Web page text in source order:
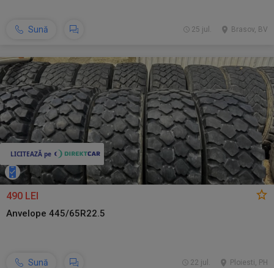
Sună Brasov, BV
25 jul.
490 LEI
Anvelope 445/65R22.5
Sună Ploiesti, PH
22 jul.